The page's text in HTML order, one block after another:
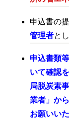
申込書の
管理者と
申込書類
いて確認
局脱炭素
業者」か
お願いい